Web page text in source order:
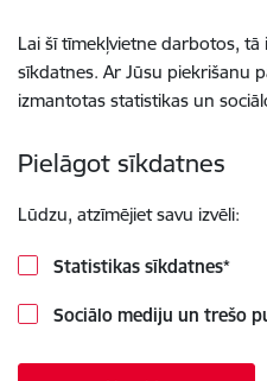
Lai šī tīmekļvietne darbotos,
sīkdatnes. Ar Jūsu piekrišanu
izmantotas statistikas un
Pielāgot sīkdatnes
Lūdzu, atzīmējiet savu izvēli:
Statistikas sīkdatnes*
Sociālo mediju un trešo